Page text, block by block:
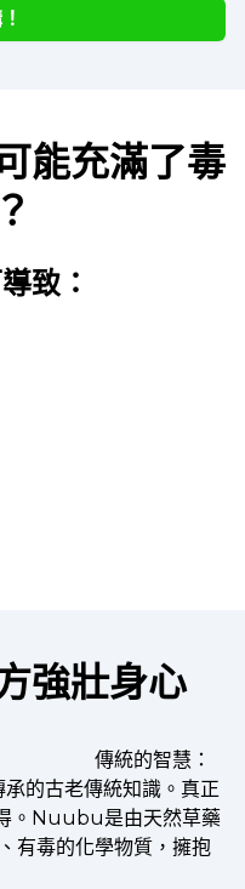
能充滿了毒
致：
強壯身心
傳統的智慧：
的古老傳統知識。真正
。Nuubu是由天然草藥
有毒的化學物質，擁抱